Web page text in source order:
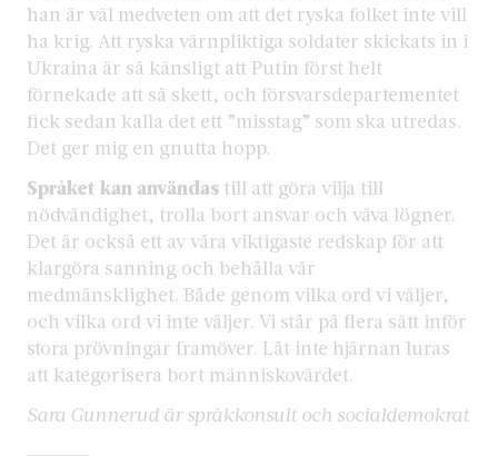
han är väl medveten om att det ryska folket inte vill
ha krig. Att ryska värnpliktiga soldater skickats in i
Ukraina är så känsligt att Putin först helt
förnekade att så skett, och försvarsdepartementet
fick sedan kalla det ett ”misstag” som ska utredas.
Det ger mig en gnutta hopp.
Språket kan användas till att göra vilja till
nödvändighet, trolla bort ansvar och väva lögner.
Det är också ett av våra viktigaste redskap för att
klargöra sanning och behålla vår
medmänsklighet. Både genom vilka ord vi väljer,
och vilka ord vi inte väljer. Vi står på flera sätt inför
stora prövningar framöver. Låt inte hjärnan luras
att kategorisera bort människovärdet.
Sara Gunnerud är språkkonsult och socialdemokrat